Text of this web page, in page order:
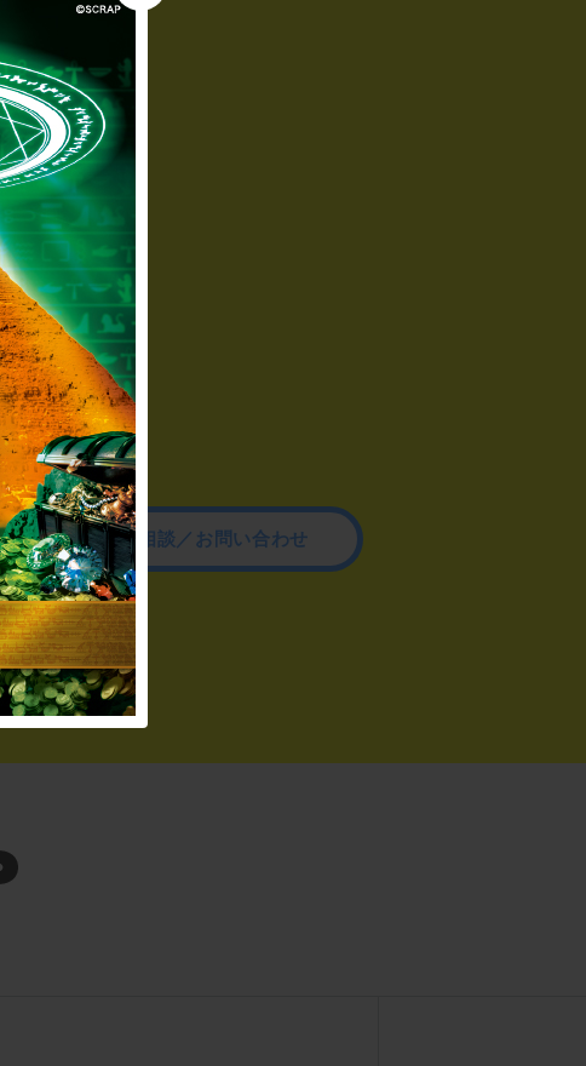
その他のご相談／お問い合わせ